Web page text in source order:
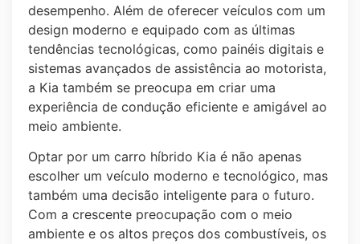
desempenho. Além de oferecer veículos com um
design moderno e equipado com as últimas
tendências tecnológicas, como painéis digitais e
sistemas avançados de assistência ao motorista,
a Kia também se preocupa em criar uma
experiência de condução eficiente e amigável ao
meio ambiente.
Optar por um carro híbrido Kia é não apenas
escolher um veículo moderno e tecnológico, mas
também uma decisão inteligente para o futuro.
Com a crescente preocupação com o meio
ambiente e os altos preços dos combustíveis, os